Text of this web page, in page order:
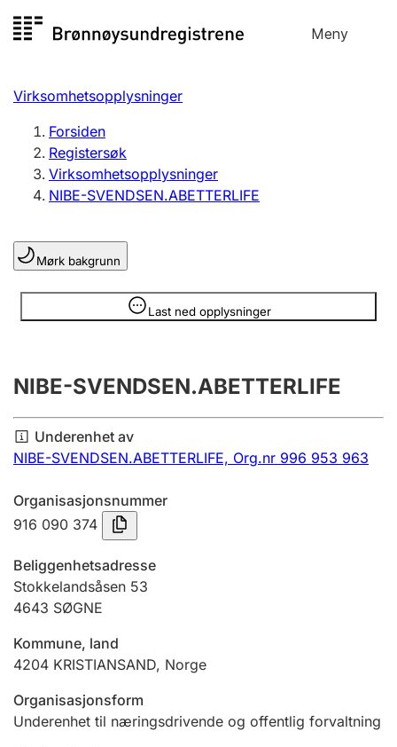
til
Meny
Registersøk
Aksjeselskap
Enkeltpersonforetak
Registrere, endre, slette
Lag og forening
Registrere, endre, slette
Årsregnskap
Innsending og forsinkelsesgebyr
Tinglysing
Jeger
Betaling og jegeravgiftskort
Ektepaktveileder
Virksomhetsopplysninger
Forsiden
Registersøk
Virksomhetsopplysninger
NIBE-SVENDSEN.ABETTERLIFE
Mørk bakgrunn
Last ned opplysninger
Opplysninger er skjult
NIBE-SVENDSEN.ABETTERLIFE
Underenhet av
NIBE-SVENDSEN.ABETTERLIFE, Org.nr 996 953 963
Organisasjonsnummer
916 090 374
Beliggenhetsadresse
Stokkelandsåsen 53
4643 SØGNE
Kommune, land
4204 KRISTIANSAND, Norge
Organisasjonsform
Underenhet til næringsdrivende og offentlig forvaltning